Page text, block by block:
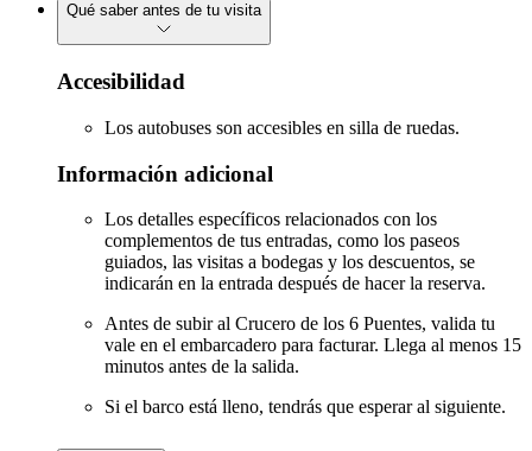
Qué saber antes de tu visita
Accesibilidad
Los autobuses son accesibles en silla de ruedas.
Información adicional
Los detalles específicos relacionados con los
complementos de tus entradas, como los paseos
guiados, las visitas a bodegas y los descuentos, se
indicarán en la entrada después de hacer la reserva.
Antes de subir al Crucero de los 6 Puentes, valida tu
vale en el embarcadero para facturar. Llega al menos 15
minutos antes de la salida.
Si el barco está lleno, tendrás que esperar al siguiente.